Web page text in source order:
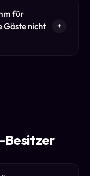
für
Gäste nicht
+
Besitzer